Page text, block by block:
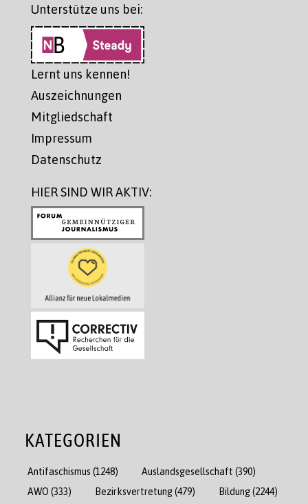
Unterstütze uns bei:
Lernt uns kennen!
Auszeichnungen
Mitgliedschaft
Impressum
Datenschutz
HIER SIND WIR AKTIV:
KATEGORIEN
Antifaschismus (1248) Auslandsgesellschaft (390)
AWO (333) Bezirksvertretung(479) Bildung(2244)